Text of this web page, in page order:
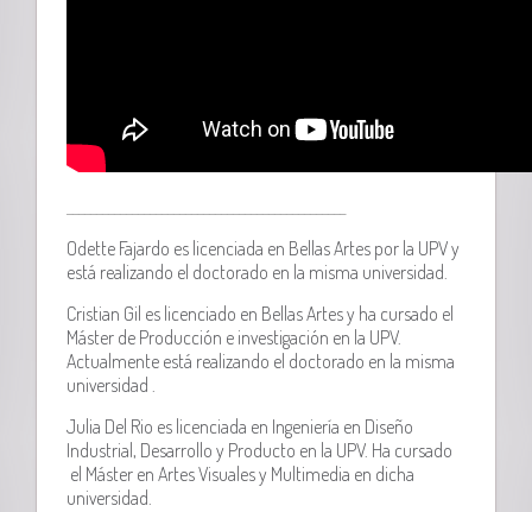
Odette Fajardo es licenciada en Bellas Artes por la UPV y
está realizando el doctorado en la misma universidad.
Cristian Gil es licenciado en Bellas Artes y ha cursado el
Máster de Producción e investigación en la UPV.
Actualmente está realizando el doctorado en la misma
universidad .
Julia Del Rio es licenciada en Ingeniería en Diseño
Industrial, Desarrollo y Producto en la UPV. Ha cursado
el Máster en Artes Visuales y Multimedia en dicha
universidad.